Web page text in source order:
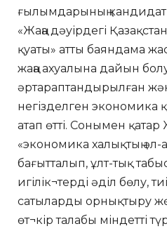
ғылымдарының
«Жаңа дәуірдегі
қуаты» атты баяндама
жаңа ахуалына дайын болу
әртараптандырылған
негізделген экономика
атап өтті. Сонымен
«экономика халықтың әл-
бағытталып, ұлт-тық
игілік¬терді әділ бөлу,
сатыларды орнықтыру
өт¬кір талабы міндетті